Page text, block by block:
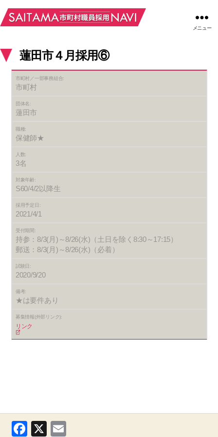
メニュー
蓮田市４月採用⑥
市町村／一部事務組合:
市町村
団体名:
蓮田市
職種:
保健師★
人数:
3名
対象年齢:
S60/4/2以降生
採用予定日:
2021/4/1
受付期間:
持参：8/3(月)～8/26(水)（土日を除く8:30～17:15）
郵送：8/3(月)～8/26(水)（必着）
試験日:
2020/9/20
備考:
★は要件あり
募集情報(外部リンク):
リンク
F
X